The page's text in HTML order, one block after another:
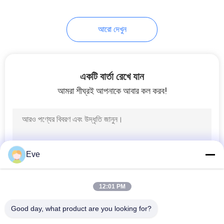
কার পেইন্ট হার্ডেনার
কার পেইন্ট থিনার
আরো দেখুন
একটি বার্তা রেখে যান
আমরা শীঘ্রই আপনাকে আবার কল করব!
Eve
12:01 PM
Good day, what product are you looking for?